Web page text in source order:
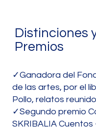
Distinciones
Premios
✓Ganadora del
de las artes, por el
Pollo, relatos
✓Segundo premio
SKRIBALIA Cuentos